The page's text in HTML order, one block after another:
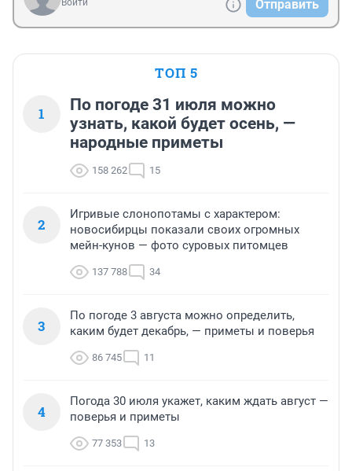
Войти Отправить
ТОП 5
1
По погоде 31 июля можно
узнать, какой будет осень, —
народные приметы
158 262 15
2
Игривые слонопотамы с характером:
новосибирцы показали своих огромных
мейн-кунов — фото суровых питомцев
137 788 34
3
По погоде 3 августа можно определить,
каким будет декабрь, — приметы и поверья
86 745 11
4
Погода 30 июля укажет, каким ждать август —
поверья и приметы
77 353 13